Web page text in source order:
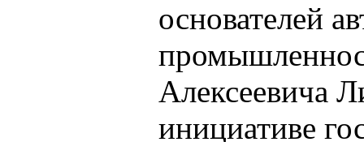
основателей
Алексеевича
инициативе